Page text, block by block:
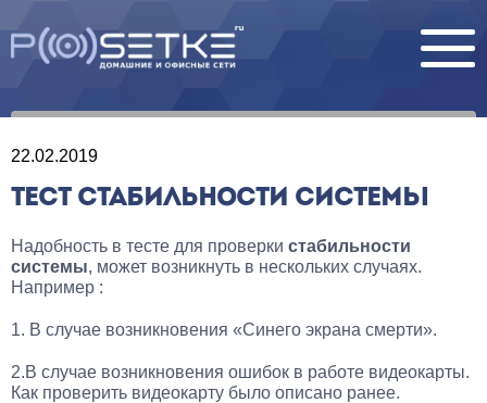
22.02.2019
ТЕСТ СТАБИЛЬНОСТИ СИСТЕМЫ
Надобность в тесте для проверки стабильности
системы, может возникнуть в нескольких случаях.
Например :
1. В случае возникновения «Синего экрана смерти».
2.В случае возникновения ошибок в работе видеокарты.
Как проверить видеокарту было описано ранее.